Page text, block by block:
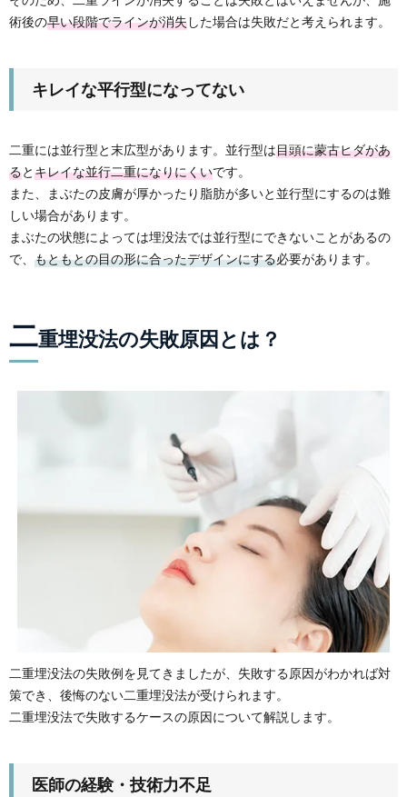
術後の早い段階でラインが消失した場合は失敗だと考えられます。
キレイな平行型になってない
二重には並行型と末広型があります。並行型は目頭に蒙古ヒダがあ
るとキレイな並行二重になりにくいです。
また、まぶたの皮膚が厚かったり脂肪が多いと並行型にするのは難
しい場合があります。
まぶたの状態によっては埋没法では並行型にできないことがあるの
で、 もともとの目の形に合ったデザインにする必要があります。
二重埋没法の失敗原因とは？
二重埋没法の失敗例を見てきましたが、失敗する原因がわかれば対
策でき、後悔のない二重埋没法が受けられます。
二重埋没法で失敗するケースの原因について解説します。
医師の経験・技術力不足